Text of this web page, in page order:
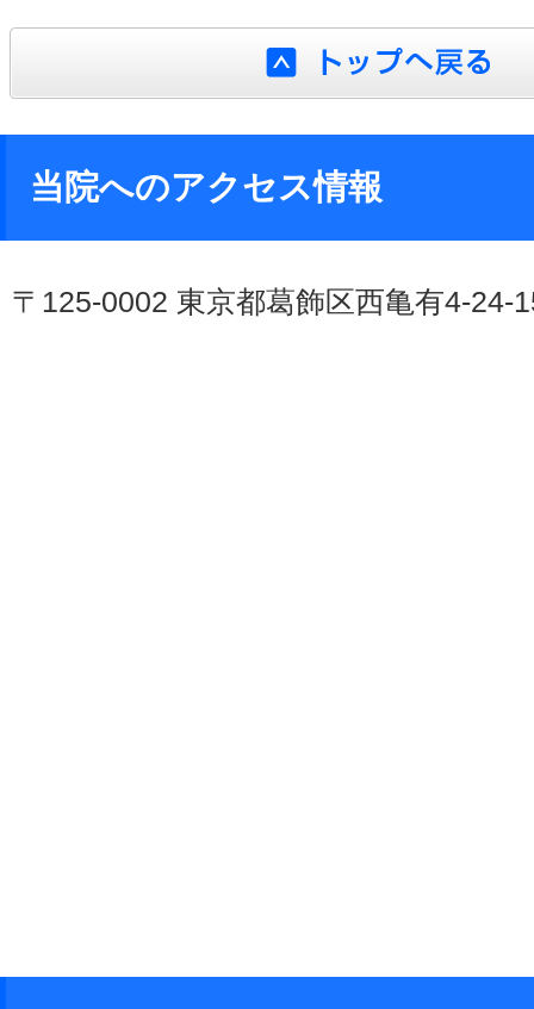
当院へのアクセス情報
〒125-0002 東京都葛飾区西亀有4-24-